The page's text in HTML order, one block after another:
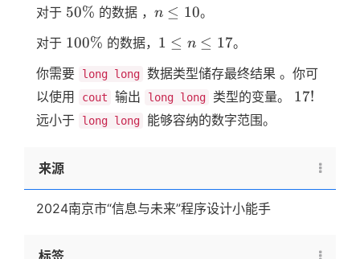
对于 50\%
50% 的数据 ， n≤10
n ≤ 10。
对于 100\%
100% 的数据， 1≤n≤17
1 ≤ n ≤ 17。
你需要
long long 数据类型储存最终结果 。你可
以使用
cout 输出 long long 类型的变量。 17!
17!
远小于 long long 能够容纳的数字范围。
来源
2024南京市“信息与未来”程序设计小能手